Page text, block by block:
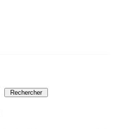
Rechercher